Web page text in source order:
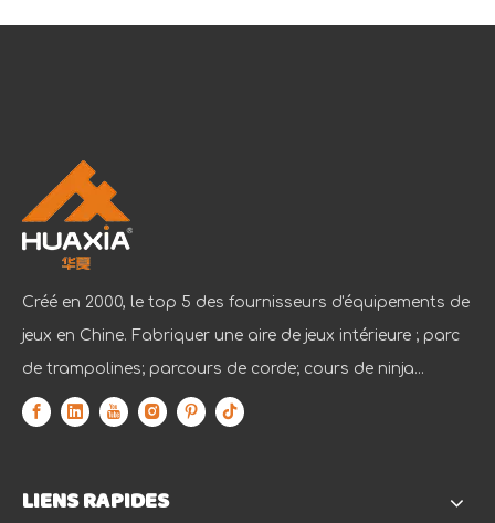
Créé en 2000, le top 5 des fournisseurs d'équipements de
jeux en Chine. Fabriquer une aire de jeux intérieure ; parc
de trampolines; parcours de corde; cours de ninja...
LIENS RAPIDES